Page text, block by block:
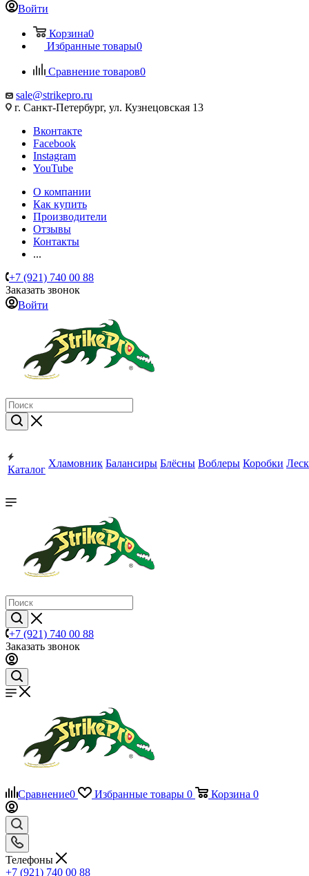
Войти
Корзина0
Избранные товары0
Сравнение товаров0
sale@strikepro.ru
г. Санкт-Петербург, ул. Кузнецовская 13
Вконтакте
Facebook
Instagram
YouTube
О компании
Как купить
Производители
Отзывы
Контакты
...
+7 (921) 740 00 88
Заказать звонок
Войти
Каталог
Хламовник Балансиры Блёсны Воблеры Коробки
+7 (921) 740 00 88
Заказать звонок
Сравнение0 Избранные товары 0 Корзина 0
Телефоны
+7 (921) 740 00 88